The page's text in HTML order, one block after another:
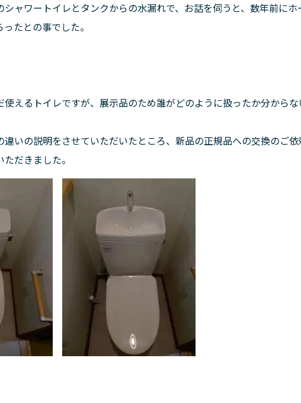
シャワートイレとタンクからの水漏れで、お話を伺うと、数年前に
たとの事でした。
使えるトイレですが、展示品のため誰がどのように扱ったか分から
違いの説明をさせていただいたところ、新品の正規品への交換のご
だきました。